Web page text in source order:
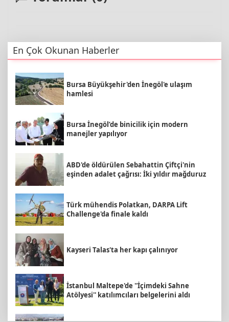
En Çok Okunan Haberler
Bursa Büyükşehir'den İnegöl'e ulaşım
hamlesi
Bursa İnegöl’de binicilik için modern
manejler yapılıyor
ABD'de öldürülen Sebahattin Çiftçi'nin
eşinden adalet çağrısı: İki yıldır mağduruz
Türk mühendis Polatkan, DARPA Lift
Challenge'da finale kaldı
Kayseri Talas'ta her kapı çalınıyor
İstanbul Maltepe'de ''İçimdeki Sahne
Atölyesi'' katılımcıları belgelerini aldı